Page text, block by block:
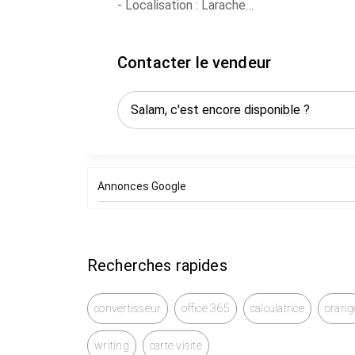
- Localisation : Larache
Contacter le vendeur
Annonces Google
Recherches rapides
convertisseur office 365 calculatrice
writing carte visite